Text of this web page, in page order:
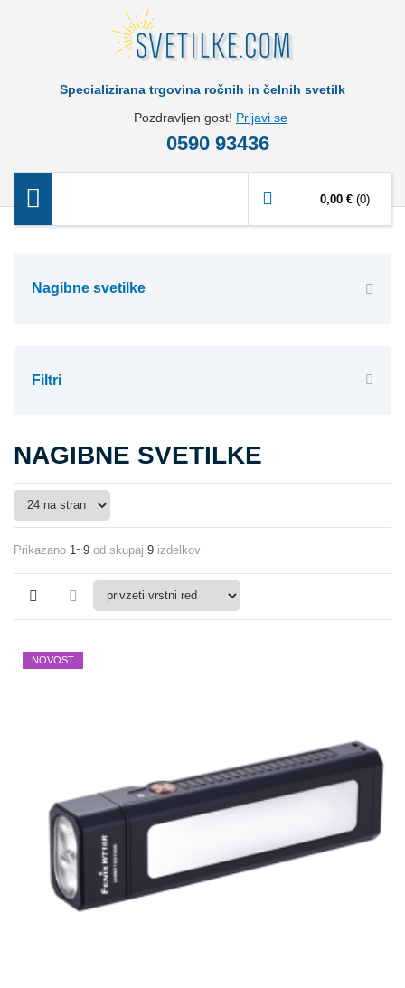
Specializirana trgovina ročnih in čelnih svetilk
Pozdravljen gost! Prijavi se
0590 93436
0,00 €(0)
Nagibne svetilke
Filtri
NAGIBNE SVETILKE
Prikazano 1~9 od skupaj 9 izdelkov
NOVOST